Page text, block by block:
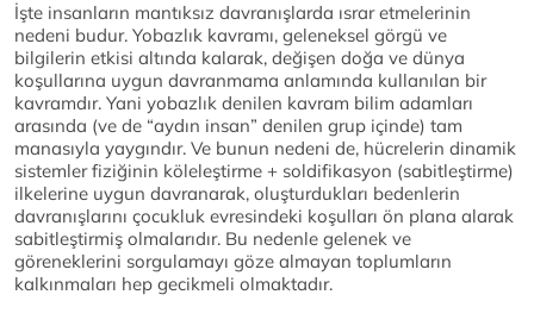
İşte insanların mantıksız davranışlarda ısrar etmelerinin
nedeni budur. Yobazlık kavramı, geleneksel görgü ve
bilgilerin etkisi altında kalarak, değişen doğa ve dünya
koşullarına uygun davranmama anlamında kullanılan bir
kavramdır. Yani yobazlık denilen kavram bilim adamları
arasında (ve de “aydın insan” denilen grup içinde) tam
manasıyla yaygındır. Ve bunun nedeni de, hücrelerin dinamik
sistemler fiziğinin köleleştirme + soldifikasyon (sabitleştirme)
ilkelerine uygun davranarak, oluşturdukları bedenlerin
davranışlarını çocukluk evresindeki koşulları ön plana alarak
sabitleştirmiş olmalarıdır. Bu nedenle gelenek ve
göreneklerini sorgulamayı göze almayan toplumların
kalkınmaları hep gecikmeli olmaktadır.